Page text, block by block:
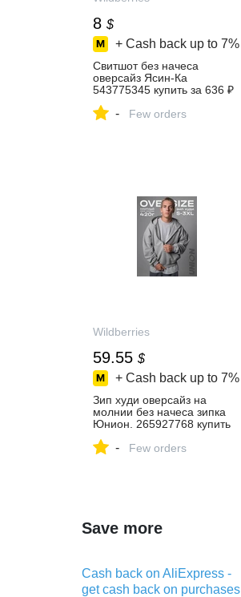
8 $
+ Cash back up to 7%
Свитшот без начеса
оверсайз Ясин-Ка
543775345 купить за 636 ₽
Wildberries
- Few orders
Wildberries
59.55 $
+ Cash back up to 7%
Зип худи оверсайз на
молнии без начеса зипка
Юнион. 265927768 купить
интернет‑магазине
- Few orders
Save more
Cash back on AliExpress -
get cash back on purchases